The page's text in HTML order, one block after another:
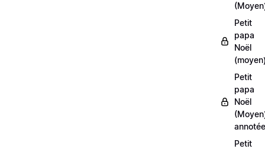
Petit
papa
Noël
Petit
papa
Noël
Petit